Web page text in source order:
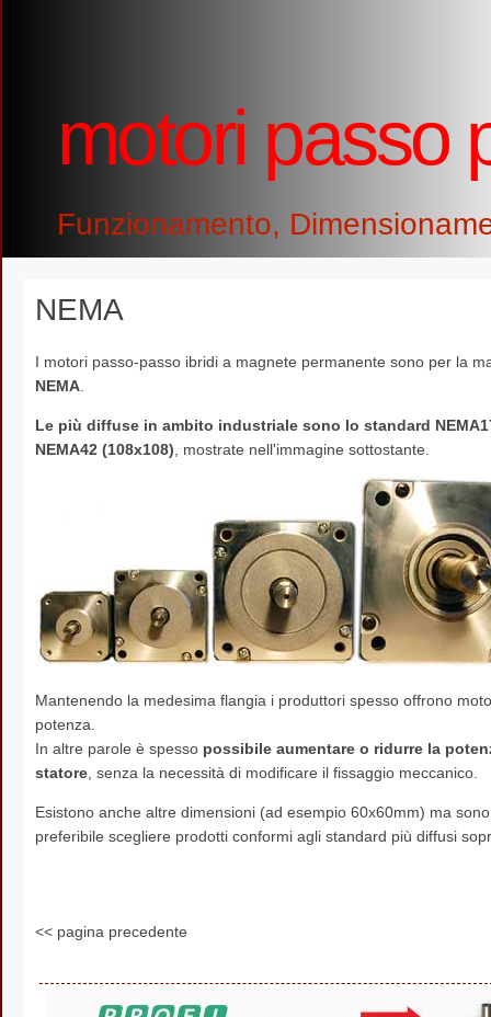
motori passo
Funzionamento,
NEMA
I motori passo-passo ibridi a magnete permanente sono per la
NEMA
Le più diffuse in ambito industriale sono lo standard
NEMA42 (108x108) , mostrate nell'immagine sottostante.
Mantenendo la medesima flangia i produttori spesso offrono
potenza.
In altre parole è spesso possibile aumentare o ridurre la
statore, senza la necessità di modificare il fissaggio meccanico.
Esistono anche altre dimensioni (ad esempio 60x60mm) ma
preferibile scegliere prodotti conformi agli standard più diffusi
<< pagina precedente